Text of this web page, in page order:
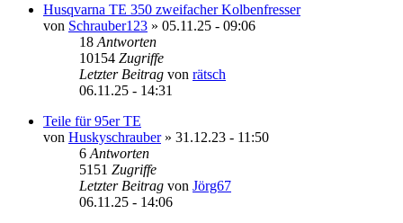
Husqvarna TE 350 zweifacher Kolbenfresser
von Schrauber123 » 05.11.25 - 09:06
18 Antworten
10154 Zugriffe
Letzter Beitrag von rätsch
06.11.25 - 14:31
Teile für 95er TE
von Huskyschrauber» 31.12.23 - 11:50
6 Antworten
5151 Zugriffe
Letzter Beitrag von Jörg67
06.11.25 - 14:06